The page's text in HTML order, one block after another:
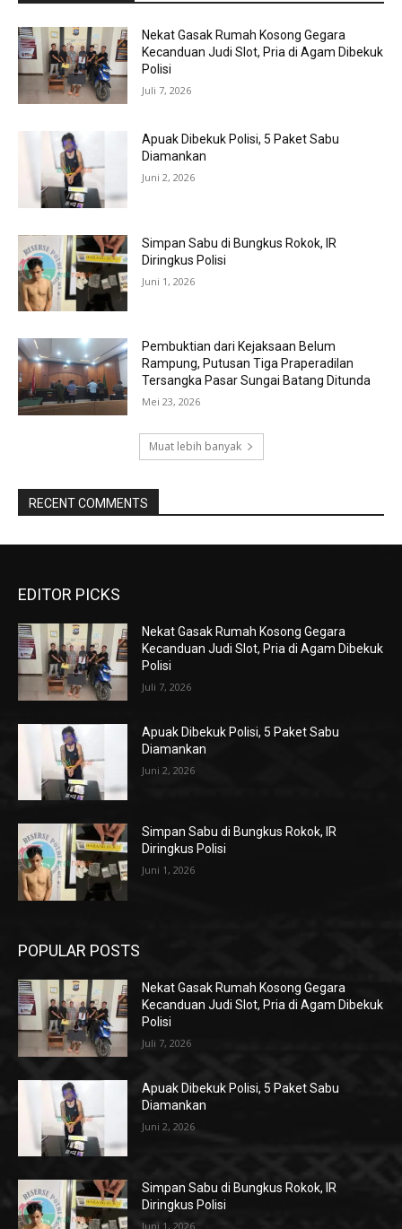
Nekat Gasak Rumah Kosong Gegara
Kecanduan Judi Slot, Pria di Agam Dibekuk
Polisi
Juli 7, 2026
Apuak Dibekuk Polisi, 5 Paket Sabu
Diamankan
Juni 2, 2026
Simpan Sabu di Bungkus Rokok, IR
Diringkus Polisi
Juni 1, 2026
Pembuktian dari Kejaksaan Belum
Rampung, Putusan Tiga Praperadilan
Tersangka Pasar Sungai Batang Ditunda
Mei 23, 2026
Muat lebih banyak
RECENT COMMENTS
EDITOR PICKS
Nekat Gasak Rumah Kosong Gegara
Kecanduan Judi Slot, Pria di Agam Dibekuk
Polisi
Juli 7, 2026
Apuak Dibekuk Polisi, 5 Paket Sabu
Diamankan
Juni 2, 2026
Simpan Sabu di Bungkus Rokok, IR
Diringkus Polisi
Juni 1, 2026
POPULAR POSTS
Nekat Gasak Rumah Kosong Gegara
Kecanduan Judi Slot, Pria di Agam Dibekuk
Polisi
Juli 7, 2026
Apuak Dibekuk Polisi, 5 Paket Sabu
Diamankan
Juni 2, 2026
Simpan Sabu di Bungkus Rokok, IR
Diringkus Polisi
Juni 1, 2026